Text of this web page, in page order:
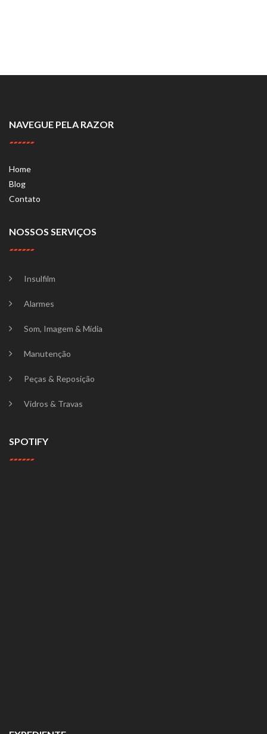
NAVEGUE PELA RAZOR
Home
Blog
Contato
NOSSOS SERVIÇOS
Insulfilm
Alarmes
Som, Imagem & Mídia
Manutenção
Peças & Reposição
Vidros & Travas
SPOTIFY